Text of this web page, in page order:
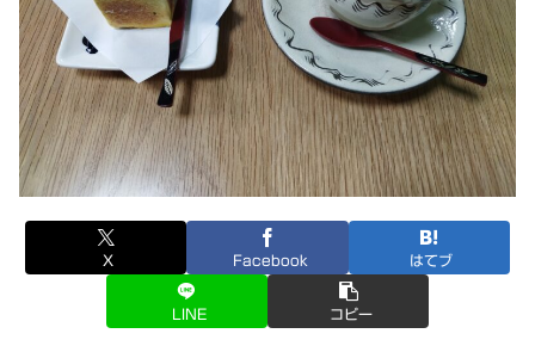
X Facebook はてブ
LINE コピー